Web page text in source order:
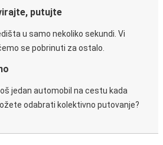
putujte
u samo nekoliko sekundi. Vi
se pobrinuti za ostalo.
jedan automobil na cestu kada
odabrati kolektivno putovanje?